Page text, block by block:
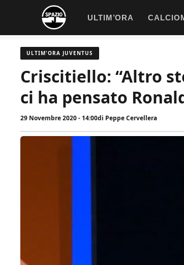
contenuto
ULTIM’ORA
ULTIM'ORA JUVENTUS
Criscitiello: “Altro
ci ha pensato
29 Novembre 2020 - 14:00di Peppe Cervellera